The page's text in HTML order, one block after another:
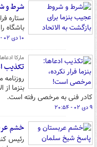
شرط و
ستاره
باشگاه
۱۰ دی ۰۲ - ۲۱:۱۵
مارکا
تکذیب
بنزما از
کادر فنی به مرخصی رفته است. ‏
۹ دی ۰۲ - ۲۰:۵۴
خشم
رئیس